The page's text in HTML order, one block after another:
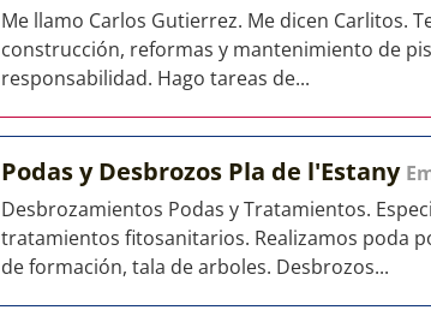
Me llamo Carlos Gutierrez. Me dicen Carlitos.
construcción, reformas y mantenimiento de
responsabilidad. Hago tareas de...
Podas y Desbrozos Pla de l'Estany
Desbrozamientos Podas y Tratamientos.
tratamientos fitosanitarios. Realizamos poda
de formación, tala de arboles. Desbrozos...